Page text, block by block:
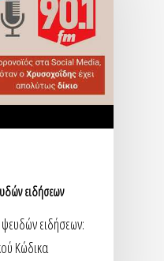
ειδήσεων
ειδήσεων:
Κώδικα